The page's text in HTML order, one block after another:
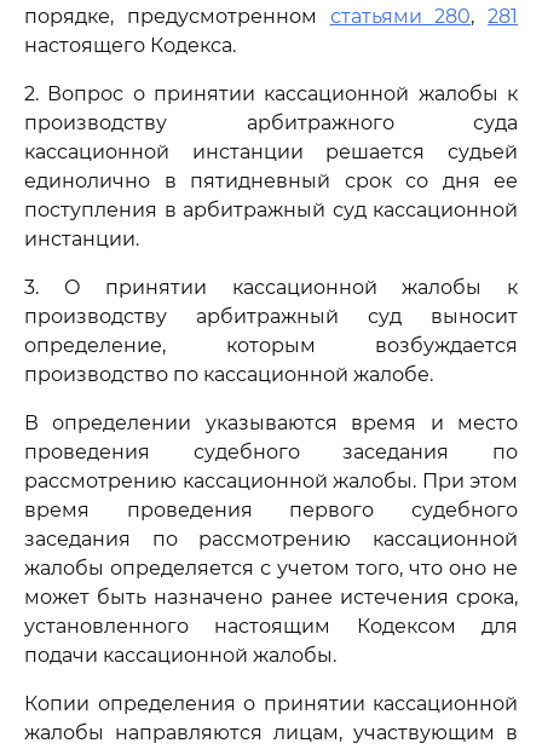
порядке, предусмотренном статьями 280, 281
настоящего Кодекса.
2. Вопрос о принятии кассационной жалобы к
производству арбитражного суда
кассационной инстанции решается судьей
единолично в пятидневный срок со дня ее
поступления в арбитражный суд кассационной
инстанции.
3. О принятии кассационной жалобы к
производству арбитражный суд выносит
определение, которым возбуждается
производство по кассационной жалобе.
В определении указываются время и место
проведения судебного заседания по
рассмотрению кассационной жалобы. При этом
время проведения первого судебного
заседания по рассмотрению кассационной
жалобы определяется с учетом того, что оно не
может быть назначено ранее истечения срока,
установленного настоящим Кодексом для
подачи кассационной жалобы.
Копии определения о принятии кассационной
жалобы направляются лицам, участвующим в